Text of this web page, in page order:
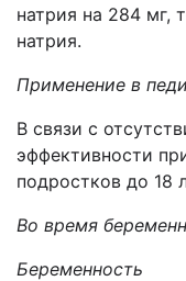
натрия на 284 мг,
натрия.
Применение в
В связи с
эффективности
подростков до 18
Во время
Беременность